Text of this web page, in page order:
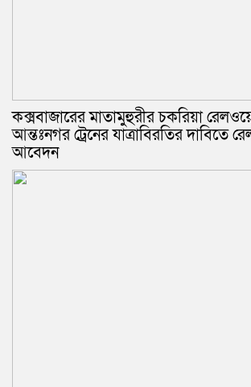
কক্সবাজারের মাতামুহুরীর চকরিয়া
আন্তঃনগর ট্রেনের যাত্রাবিরতির দাবিতে
আবেদন